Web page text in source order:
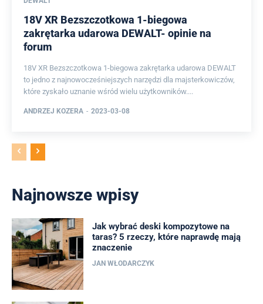
18V XR Bezszczotkowa 1-biegowa
zakrętarka udarowa DEWALT- opinie na
forum
18V XR Bezszczotkowa 1-biegowa zakrętarka udarowa DEWALT
to jedno z najnowocześniejszych narzędzi dla majsterkowiczów,
które zyskało uznanie wśród wielu użytkowników....
ANDRZEJ KOZERA - 2023-03-08
Najnowsze wpisy
Jak wybrać deski kompozytowe na
taras? 5 rzeczy, które naprawdę mają
znaczenie
JAN WŁODARCZYK